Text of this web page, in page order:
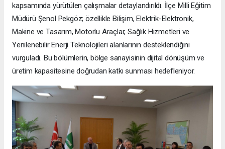
kapsamında yürütülen çalışmalar detaylandırıldı. İlçe Milli Eğitim
Müdürü Şenol Pekgöz; özellikle Bilişim, Elektrik-Elektronik,
Makine ve Tasarım, Motorlu Araçlar, Sağlık Hizmetleri ve
Yenilenebilir Enerji Teknolojileri alanlarının desteklendiğini
vurguladı. Bu bölümlerin, bölge sanayisinin dijital dönüşüm ve
üretim kapasitesine doğrudan katkı sunması hedefleniyor.